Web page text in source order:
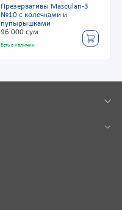
Презервативы Masculan-3
№10 с колечками и
пупырышками
96 000 сум
Есть в наличии